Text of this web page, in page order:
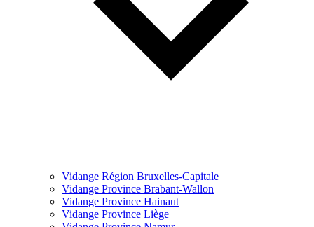
Vidange Région Bruxelles-Capitale
Vidange Province Brabant-Wallon
Vidange Province Hainaut
Vidange Province Liège